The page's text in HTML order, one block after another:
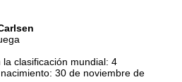
la clasificación mundial: 4
30 de noviembre de